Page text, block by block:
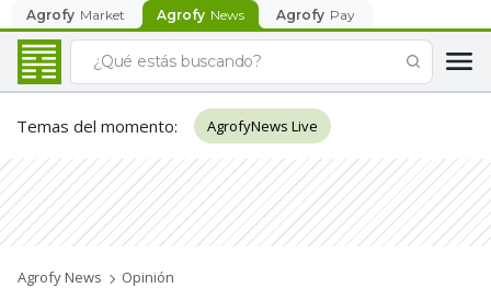
Agrofy Market Agrofy News Agrofy Pay
Temas del momento: AgrofyNews Live
Agrofy News Opinión